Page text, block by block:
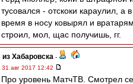
тусовался - отскоки караулил, а
время в носу ковырял и вратарям
строил, мол, щас получишь, гг.
из Хабаровска -
31 авг 2017 12:42
Про уровень МатчТВ. Смотрел